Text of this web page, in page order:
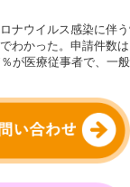
ナウイルス感染に伴
わかった。申請件数
が医療従事者で、一